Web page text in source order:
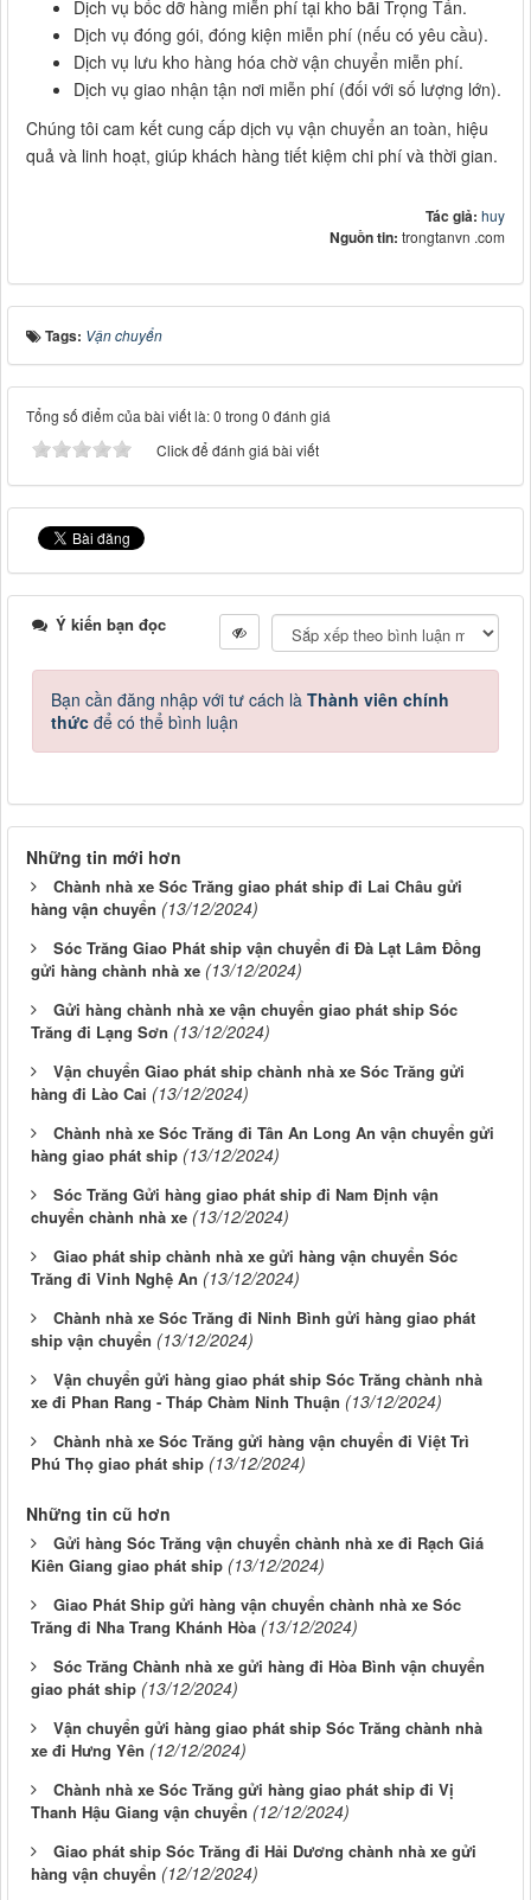
Dịch vụ bốc dỡ hàng miễn phí tại kho bãi Trọng Tấn.
Dịch vụ đóng gói, đóng kiện miễn phí (nếu có yêu cầu).
Dịch vụ lưu kho hàng hóa chờ vận chuyển miễn phí.
Dịch vụ giao nhận tận nơi miễn phí (đối với số lượng lớn).
Chúng tôi cam kết cung cấp dịch vụ vận chuyển an toàn, hiệu
quả và linh hoạt, giúp khách hàng tiết kiệm chi phí và thời gian.
Tác giả: huy
Nguồn tin: trongtanvn .com
Tags: Vận chuyển
Tổng số điểm của bài viết là: 0 trong 0 đánh giá
Click để đánh giá bài viết
Ý kiến bạn đọc
Bạn cần đăng nhập với tư cách là Thành viên chính
thức để có thể bình luận
Những tin mới hơn
Chành nhà xe Sóc Trăng giao phát ship đi Lai Châu gửi
hàng vận chuyển (13/12/2024)
Sóc Trăng Giao Phát ship vận chuyển đi Đà Lạt Lâm Đồng
gửi hàng chành nhà xe (13/12/2024)
Gửi hàng chành nhà xe vận chuyển giao phát ship Sóc
Trăng đi Lạng Sơn (13/12/2024)
Vận chuyển Giao phát ship chành nhà xe Sóc Trăng gửi
hàng đi Lào Cai (13/12/2024)
Chành nhà xe Sóc Trăng đi Tân An Long An vận chuyển gửi
hàng giao phát ship (13/12/2024)
Sóc Trăng Gửi hàng giao phát ship đi Nam Định vận
chuyển chành nhà xe (13/12/2024)
Giao phát ship chành nhà xe gửi hàng vận chuyển Sóc
Trăng đi Vinh Nghệ An (13/12/2024)
Chành nhà xe Sóc Trăng đi Ninh Bình gửi hàng giao phát
ship vận chuyển (13/12/2024)
Vận chuyển gửi hàng giao phát ship Sóc Trăng chành nhà
xe đi Phan Rang - Tháp Chàm Ninh Thuận (13/12/2024)
Chành nhà xe Sóc Trăng gửi hàng vận chuyển đi Việt Trì
Phú Thọ giao phát ship (13/12/2024)
Những tin cũ hơn
Gửi hàng Sóc Trăng vận chuyển chành nhà xe đi Rạch Giá
Kiên Giang giao phát ship (13/12/2024)
Giao Phát Ship gửi hàng vận chuyển chành nhà xe Sóc
Trăng đi Nha Trang Khánh Hòa (13/12/2024)
Sóc Trăng Chành nhà xe gửi hàng đi Hòa Bình vận chuyển
giao phát ship (13/12/2024)
Vận chuyển gửi hàng giao phát ship Sóc Trăng chành nhà
xe đi Hưng Yên (12/12/2024)
Chành nhà xe Sóc Trăng gửi hàng giao phát ship đi Vị
Thanh Hậu Giang vận chuyển (12/12/2024)
Giao phát ship Sóc Trăng đi Hải Dương chành nhà xe gửi
hàng vận chuyển (12/12/2024)